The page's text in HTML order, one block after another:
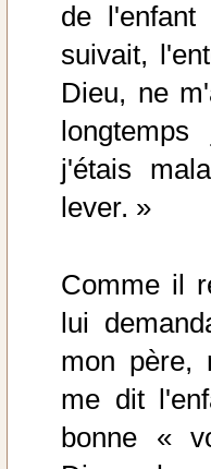
de
suivait,
Dieu, ne
j'étais
lever. »
Comme il
lui
mon père,
me dit
bonne «